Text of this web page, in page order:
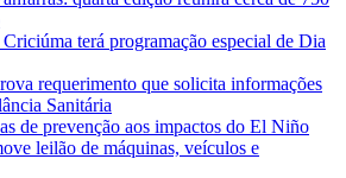
terá programação especial de Dia
requerimento que solicita informações
Sanitária
de prevenção aos impactos do El Niño
leilão de máquinas, veículos e